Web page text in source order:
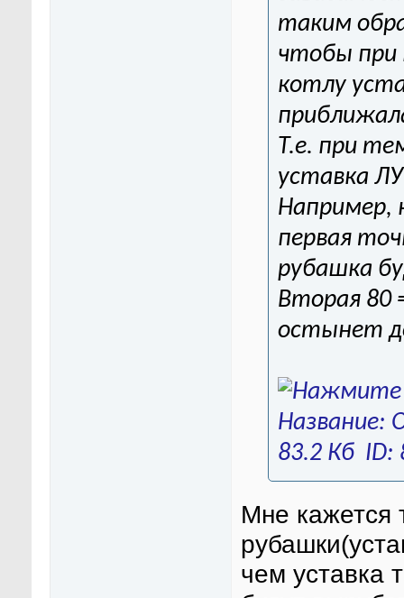
таким
чтобы при
котлу
Т.е. при
уставка
Например,
первая
рубашка
Вторая 80
остынет
Мне кажется
чем уставка